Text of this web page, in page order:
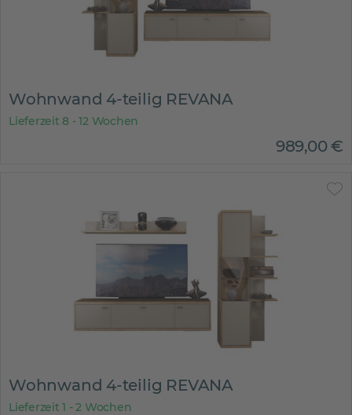
Wohnwand 4-teilig REVANA
Lieferzeit 8 - 12 Wochen
989,00€
Wohnwand 4-teilig REVANA
Lieferzeit 1 - 2 Wochen